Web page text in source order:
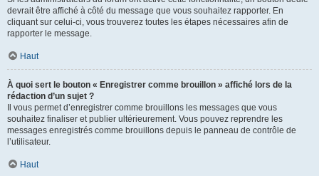
devrait être affiché à côté du message que vous souhaitez rapporter. En
cliquant sur celui-ci, vous trouverez toutes les étapes nécessaires afin de
rapporter le message.
Haut
À quoi sert le bouton « Enregistrer comme brouillon » affiché lors de la
rédaction d’un sujet ?
Il vous permet d’enregistrer comme brouillons les messages que vous
souhaitez finaliser et publier ultérieurement. Vous pouvez reprendre les
messages enregistrés comme brouillons depuis le panneau de contrôle de
l’utilisateur.
Haut